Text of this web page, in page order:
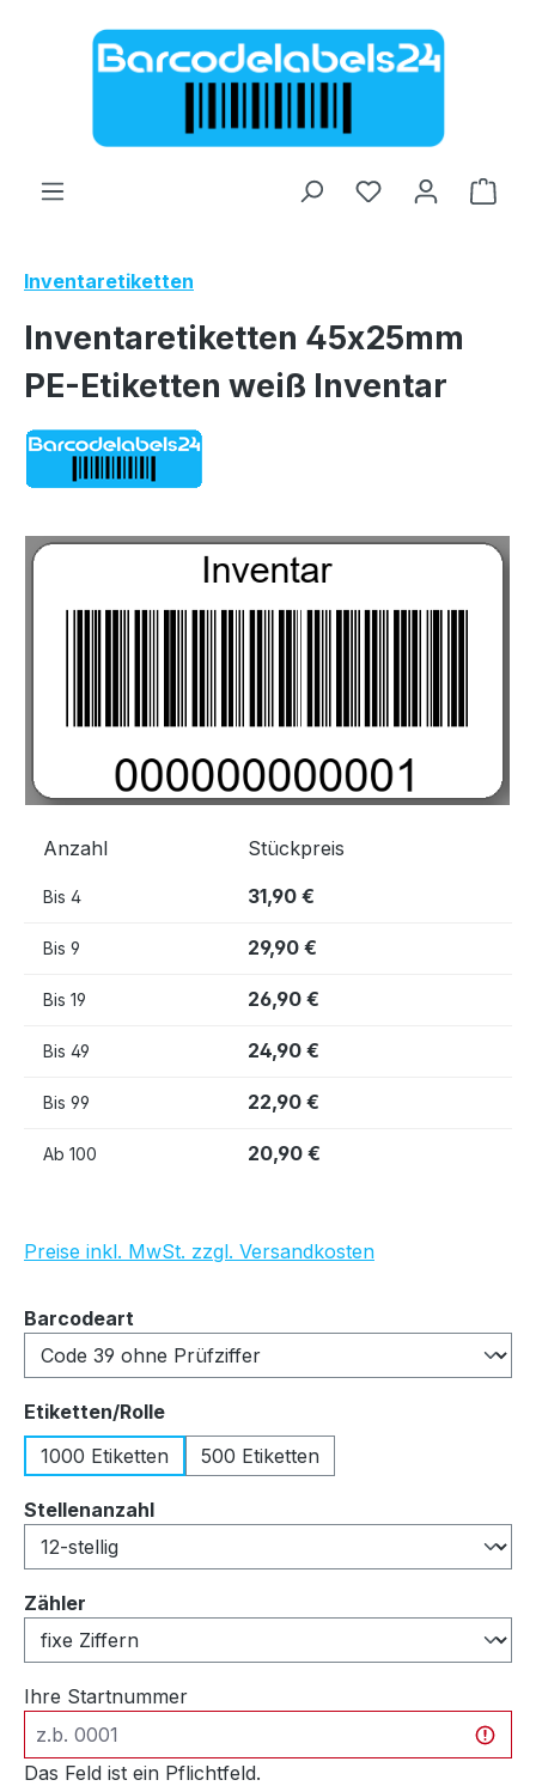
Zum Hauptinhalt springen
Inventaretiketten
Inventaretiketten 45x25mm
PE-Etiketten weiß Inventar
Bildergalerie überspringen
Anzahl Stückpreis
Bis 4 31,90 €
Bis 9 29,90 €
Bis 19 26,90 €
Bis 49 24,90 €
Bis 99 22,90 €
Ab 100 20,90 €
Preise inkl. MwSt. zzgl. Versandkosten
Barcodeart
Etiketten/Rolleauswählen
1000 Etiketten
500 Etiketten
Stellenanzahlauswählen
Zähler
Ihre Startnummer
Das Feld ist ein Pflichtfeld.